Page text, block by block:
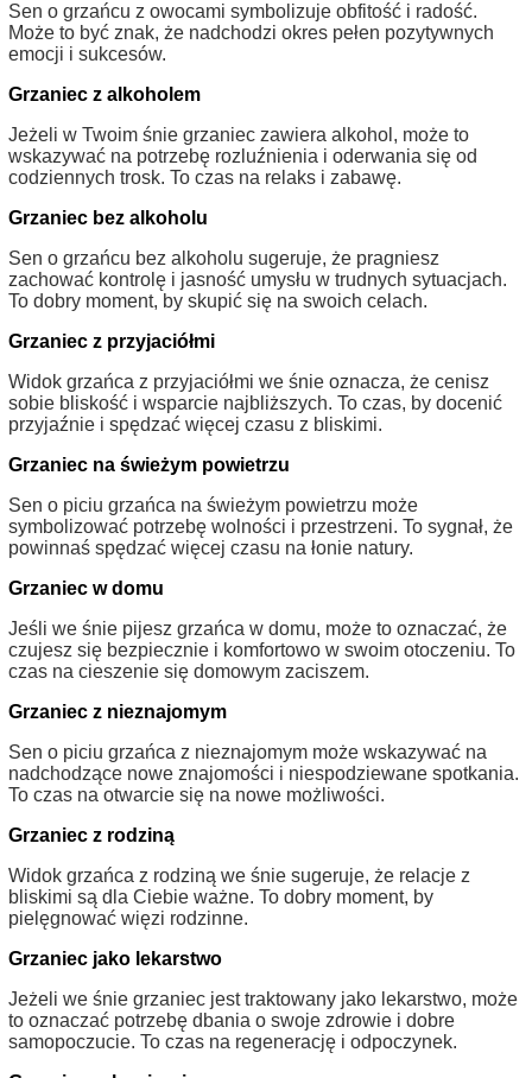
Sen o grzańcu z owocami symbolizuje obfitość i radość.
Może to być znak, że nadchodzi okres pełen pozytywnych
emocji i sukcesów.
Grzaniec z alkoholem
Jeżeli w Twoim śnie grzaniec zawiera alkohol, może to
wskazywać na potrzebę rozluźnienia i oderwania się od
codziennych trosk. To czas na relaks i zabawę.
Grzaniec bez alkoholu
Sen o grzańcu bez alkoholu sugeruje, że pragniesz
zachować kontrolę i jasność umysłu w trudnych sytuacjach.
To dobry moment, by skupić się na swoich celach.
Grzaniec z przyjaciółmi
Widok grzańca z przyjaciółmi we śnie oznacza, że cenisz
sobie bliskość i wsparcie najbliższych. To czas, by docenić
przyjaźnie i spędzać więcej czasu z bliskimi.
Grzaniec na świeżym powietrzu
Sen o piciu grzańca na świeżym powietrzu może
symbolizować potrzebę wolności i przestrzeni. To sygnał, że
powinnaś spędzać więcej czasu na łonie natury.
Grzaniec w domu
Jeśli we śnie pijesz grzańca w domu, może to oznaczać, że
czujesz się bezpiecznie i komfortowo w swoim otoczeniu. To
czas na cieszenie się domowym zaciszem.
Grzaniec z nieznajomym
Sen o piciu grzańca z nieznajomym może wskazywać na
nadchodzące nowe znajomości i niespodziewane spotkania.
To czas na otwarcie się na nowe możliwości.
Grzaniec z rodziną
Widok grzańca z rodziną we śnie sugeruje, że relacje z
bliskimi są dla Ciebie ważne. To dobry moment, by
pielęgnować więzi rodzinne.
Grzaniec jako lekarstwo
Jeżeli we śnie grzaniec jest traktowany jako lekarstwo, może
to oznaczać potrzebę dbania o swoje zdrowie i dobre
samopoczucie. To czas na regenerację i odpoczynek.